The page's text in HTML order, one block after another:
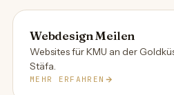
Webdesign Meilen
Websites für KMU an der
Stäfa.
MEHR ERFAHREN